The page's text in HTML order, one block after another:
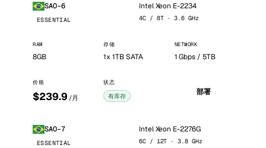
SAO-6
ESSENTIAL
Intel Xeon E-2234
4C / 8T · 3.6 GHz
RAM
8GB
存储
1x 1TB SATA
NETWORK
1 Gbps / 5TB
价格
$239.9 /月
状态
有库存 部署
SAO-7
ESSENTIAL
Intel Xeon E-2276G
6C / 12T · 3.8 GHz